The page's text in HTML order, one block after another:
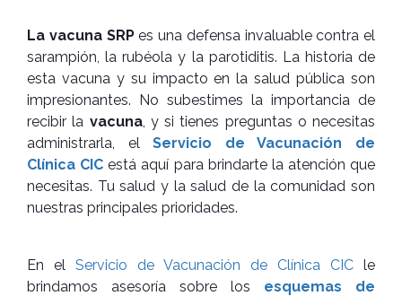
La vacuna SRPes una defensa invaluable contra el
sarampión, la rubéola y la parotiditis. La historia de
esta vacuna y su impacto en la salud pública son
impresionantes. No subestimes la importancia de
recibir la vacuna, y si tienes preguntas o necesitas
administrarla, elServicio de Vacunación de
Clínica CIC está aquí para brindarte la atención que
necesitas. Tu salud y la salud de la comunidad son
nuestras principales prioridades.
En el Servicio de Vacunación de Clínica CIC le
brindamos asesoría sobre los esquemas de